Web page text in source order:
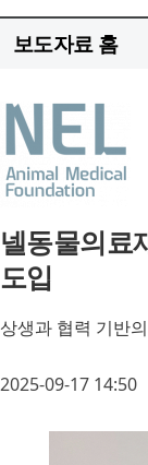
보도자료 홈
넬동물의료
도입
상생과 협력 기반
2025-09-17 14:50